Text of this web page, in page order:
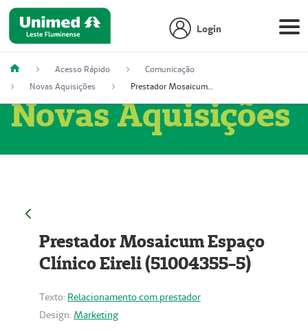
Login
Acesso Rápido
Comunicação
Novas Aquisições
Prestador Mosaicum Espaço Clínico Eireli (51004355-5)
Novas Aquisições
Prestador Mosaicum Espaço
Clínico Eireli (51004355-5)
Texto: Relacionamento com prestador
Design: Marketing